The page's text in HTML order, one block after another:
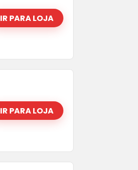
IR PARA LOJA
IR PARA LOJA